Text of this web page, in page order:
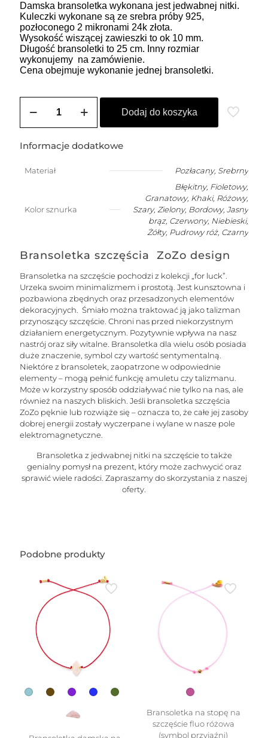
Damska bransoletka wykonana jest jedwabnej nitki.
Kuleczki wykonane są ze srebra próby 925,
pozłoconego 2 mikronami 24k złota.
Wysokość wiszącej zawieszki to ok 10 mm.
Długość bransoletki to 25 cm. Inny rozmiar
wykonujemy na zamówienie.
Cena obejmuje wykonanie jednej bransoletki.
ZOZO
bransoletka
na
szczęście
wzór1
Dodaj do koszyka
Informacje dodatkowe
Materiał Pozłacany, Srebrny
Kolor sznurka
Błękitny, Fioletowy,
Granatowy, Khaki, Różowy,
Szary, Zielony, Bordowy, Jasny
brąz, Czerwony, Niebieski,
Żółty, Pudrowy róż, Czarny
Bransoletka szczęścia ZoZo design
Bransoletka na szczęście pochodzi z kolekcji „for luck”.
Urzeka swoim minimalizmem i prostotą. Jest kunsztowna i
pozbawiona zbędnych oraz przesadzonych elementów
dekoracyjnych. Śmiało można traktować ją jako talizman
przynoszący szczęście. Chroni nas przed niekorzystnym
działaniem energetycznym. Pozytywnie wpływa na nasz
nastrój oraz siły witalne. Bransoletka dla wielu osób posiada
duże znaczenie, symbol czy wartość sentymentalną.
Niektóre z bransoletek, zaopatrzone w odpowiednie
elementy – mogą pełnić funkcję amuletu czy talizmanu.
Może w korzystny sposób oddziaływać nie tylko na nas, ale
również na naszych bliskich. Jeśli bransoletka szczęścia
ZoZo pęknie lub rozwiąże się – oznacza to, że całe jej zasoby
dobrej energii zostały wyczerpane i wylane w nasze pole
elektromagnetyczne.
Bransoletka z jedwabnej nitki na szczęście to także
genialny pomysł na prezent, który może zachwycić oraz
sprawić wiele radości. Zapraszamy do skorzystania z naszej
oferty.
Podobne produkty
Bransoletka na stopę na
szczęście fluo różowa
(symbol przyjaźni)